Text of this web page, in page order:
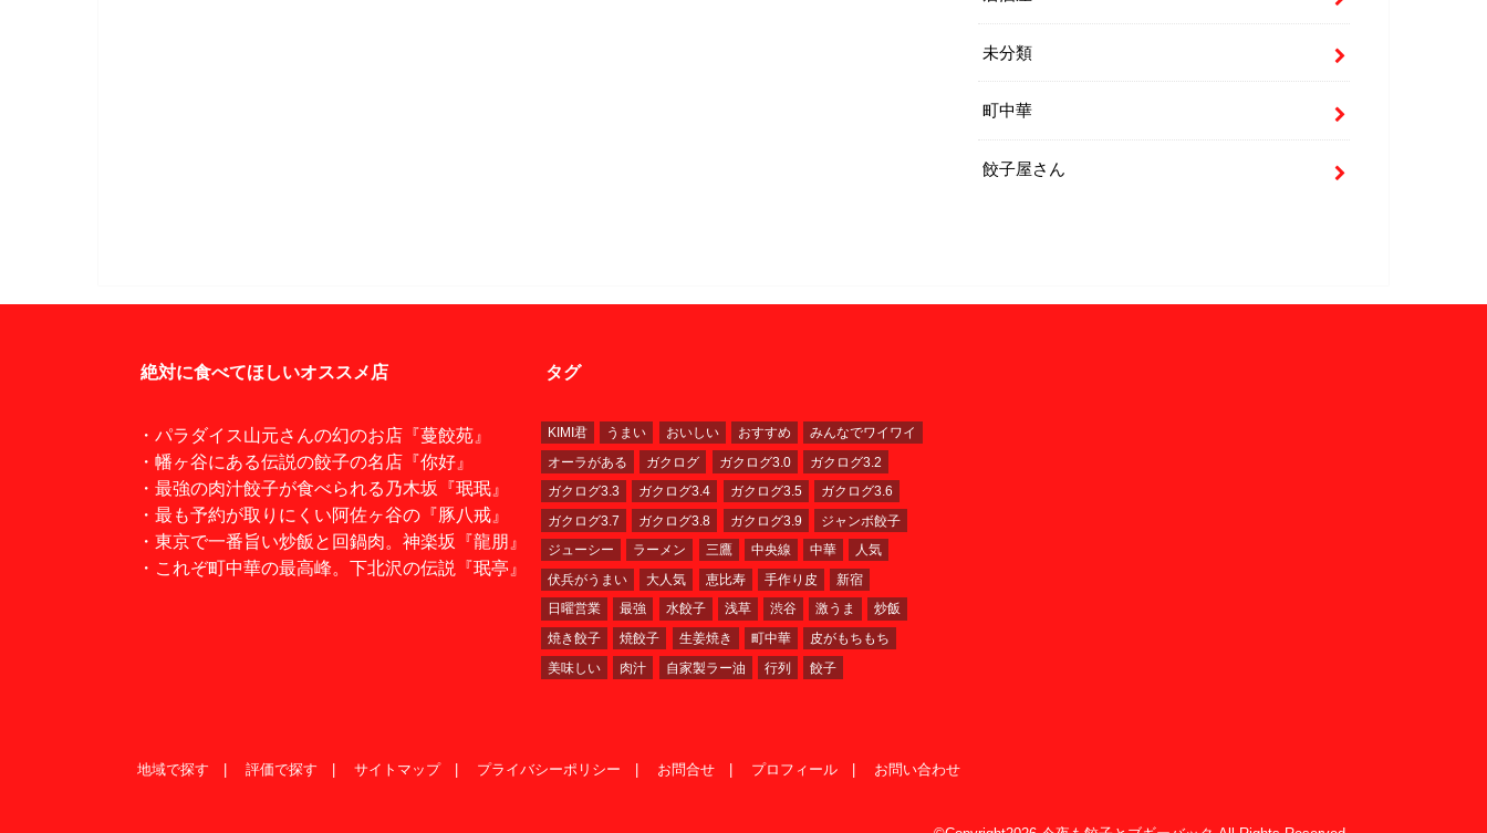
未分類
町中華
餃子屋さん
絶対に食べてほしいオススメ店
・パラダイス山元さんの幻のお店『蔓餃苑』
・幡ヶ谷にある伝説の餃子の名店『你好』
・最強の肉汁餃子が食べられる乃木坂『珉珉』
・最も予約が取りにくい阿佐ヶ谷の『豚八戒』
・東京で一番旨い炒飯と回鍋肉。神楽坂『龍朋』
・これぞ町中華の最高峰。下北沢の伝説『珉亭』
タグ
KIMI君 うまい おいしい おすすめ
みんなでワイワイ
オーラがある
ガクログ ガクログ3.0
ガクログ3.2
ガクログ3.3
ガクログ3.4 ガクログ3.5
ガクログ3.6
ガクログ3.7
ガクログ3.8 ガクログ3.9
ジャンボ餃子
ジューシー
ラーメン 三鷹 中央線 中華
人気
伏兵がうまい
大人気 恵比寿 手作り皮
新宿
日曜営業
最強 水餃子 浅草 渋谷 激うま
炒飯
焼き餃子
焼餃子 生姜焼き 町中華
皮がもちもち
美味しい
肉汁 自家製ラー油 行列 餃子
地域で探す 評価で探す サイトマップ プライバシーポリシー お問合せ プロフィール お問い合わせ